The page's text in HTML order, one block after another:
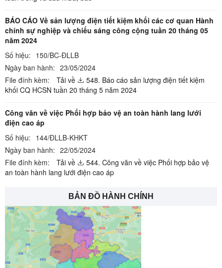
BÁO CÁO Về sản lượng điện tiết kiệm khối các cơ quan Hành
chính sự nghiệp và chiếu sáng công cộng tuần 20 tháng 05
năm 2024
Số hiệu: 150/BC-ĐLLB
Ngày ban hành: 23/05/2024
File đính kèm:
Tải về
548. Báo cáo sản lượng điện tiết kiệm
khối CQ HCSN tuần 20 tháng 5 năm 2024
Công văn về việc Phối hợp bảo vệ an toàn hành lang lưới
điện cao áp
Số hiệu: 144/ĐLLB-KHKT
Ngày ban hành: 22/05/2024
File đính kèm:
Tải về
544. Công văn về việc Phối hợp bảo vệ
an toàn hành lang lưới điện cao áp
BẢN ĐỒ HÀNH CHÍNH